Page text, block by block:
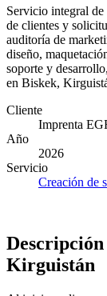
Servicio integral
de clientes y
auditoría de
diseño,
soporte y
en Biskek,
Cliente
Imprenta
Año
2026
Servicio
Creación de
Kirguistán